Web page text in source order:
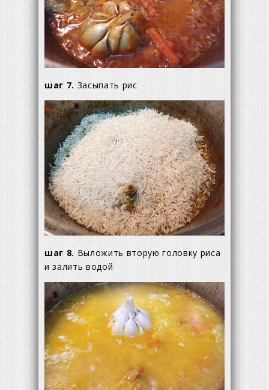
шаг 7. Засыпать рис
шаг 8. Выложить вторую головку риса
и залить водой